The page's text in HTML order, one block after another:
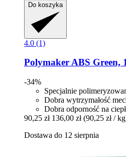
Do koszyka
4.0 (1)
PolymakerABS Green,
-34%
Specjalnie
Dobra wytrzymałość
Dobra odporność na
90,25 zł 136,00 zł (90,25 zł /
Dostawa do 12 sierpnia